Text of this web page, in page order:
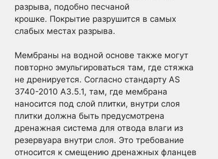
разрыва, подобно песчаной
крошке. Покрытие разрушится в самых
слабых местах разрыва.
Мембраны на водной основе также могут
повторно эмульгироваться там, где стяжка
не дренируется. Согласно стандарту AS
3740-2010 A3.5.1, там, где мембрана
наносится под слой плитки, внутри слоя
плитки должна быть предусмотрена
дренажная система для отвода влаги из
резервуара внутри слоя. Это требование
относится к смещению дренажных фланцев